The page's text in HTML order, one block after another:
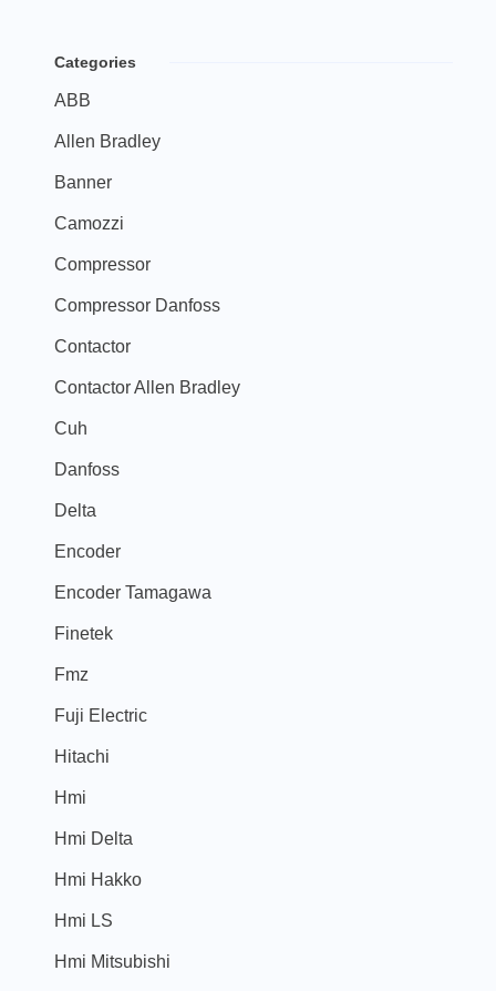
Categories
ABB
Allen Bradley
Banner
Camozzi
Compressor
Compressor Danfoss
Contactor
Contactor Allen Bradley
Cuh
Danfoss
Delta
Encoder
Encoder Tamagawa
Finetek
Fmz
Fuji Electric
Hitachi
Hmi
Hmi Delta
Hmi Hakko
Hmi LS
Hmi Mitsubishi